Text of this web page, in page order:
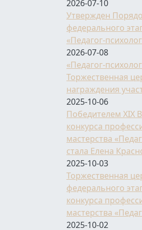
психолог – 2021»
2026-07-10
Утвержден
федерального
«Педагог-
2026-07-08
«Педагог-
Торжественная
награждения
2025-10-06
Победителем XIX
конкурса
мастерства
стала Елена
2025-10-03
Торжественная
федерального
конкурса
мастерства
2025-10-02